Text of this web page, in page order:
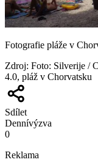
Fotografie pláže v
Zdroj: Foto: Silverije /
4.0, pláž v Chorvatsku
Sdílet
Dennívýzva
0
Reklama